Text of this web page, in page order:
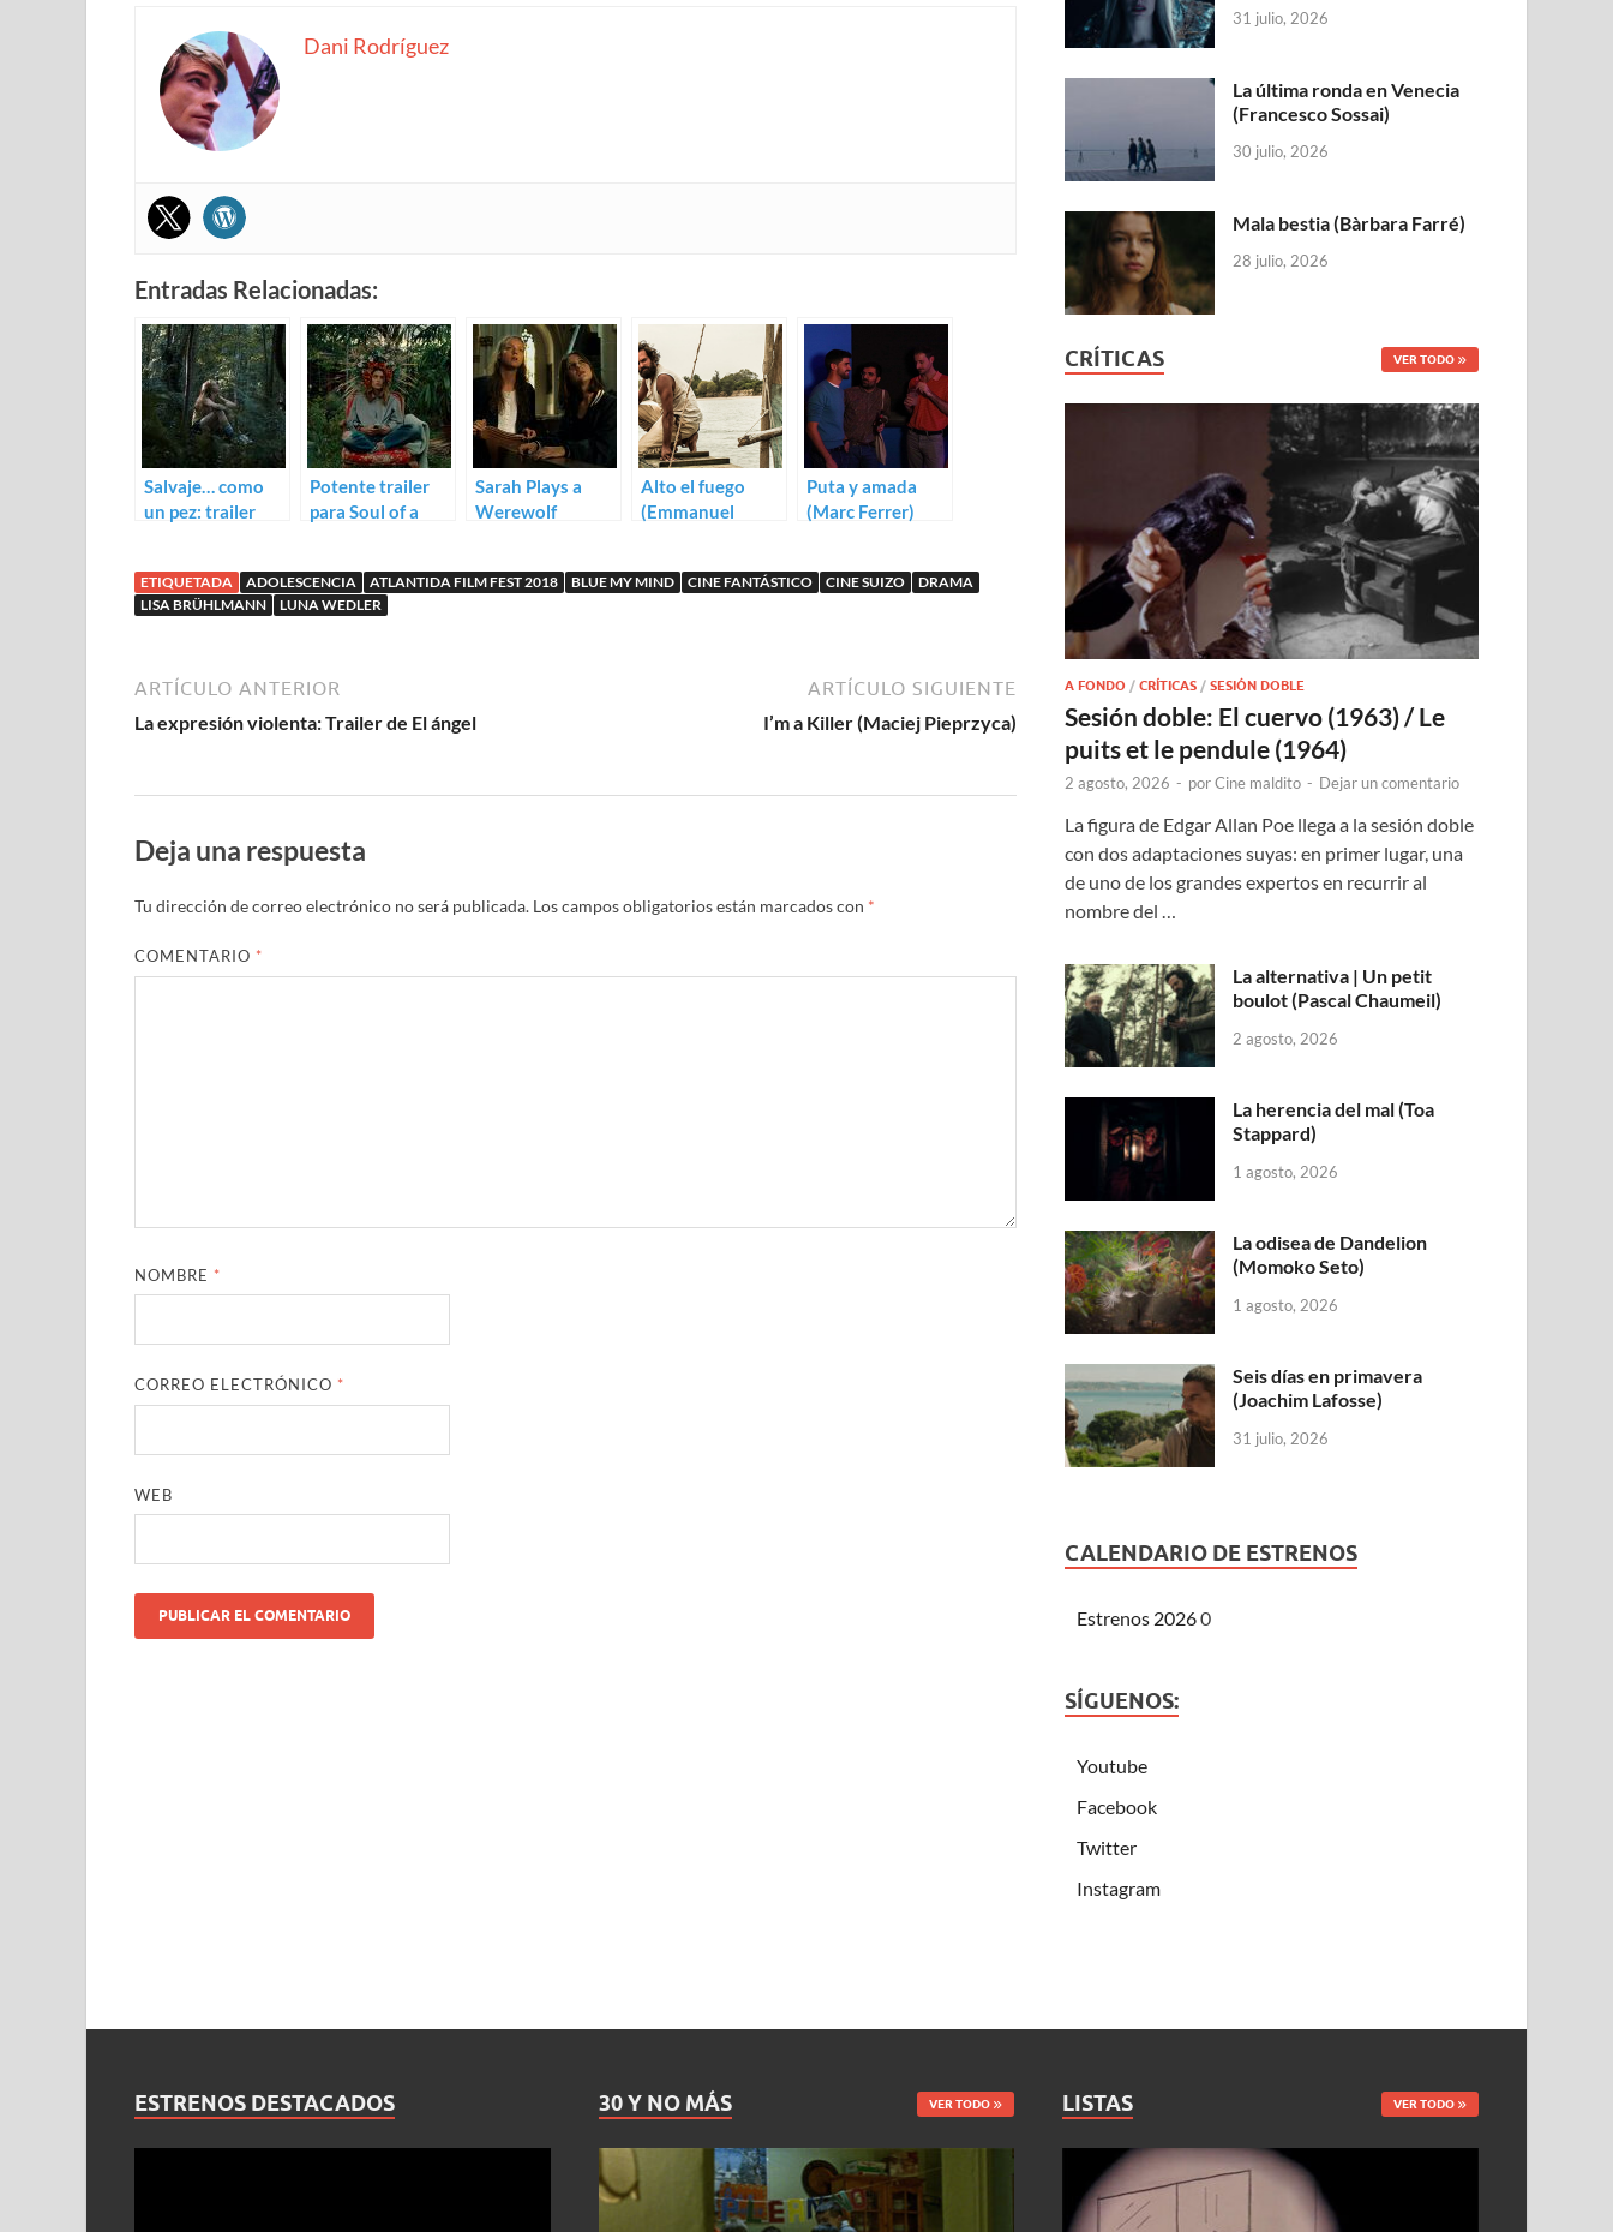
Dani Rodríguez
Entradas Relacionadas:
Salvaje… como
un pez: trailer
Potente trailer
para Soul of a
Sarah Plays a
Werewolf
Alto el fuego
(Emmanuel
Puta y amada
(Marc Ferrer)
ETIQUETADA ADOLESCENCIA ATLANTIDA FILM FEST 2018 BLUE MY MIND CINE FANTÁSTICO CINE SUIZO
DRAMA
LISA BRÜHLMANN
LUNA WEDLER
ARTÍCULO ANTERIOR
La expresión violenta: Trailer de El ángel
ARTÍCULO SIGUIENTE
I’m a Killer (Maciej Pieprzyca)
Deja una respuesta
Tu dirección de correo electrónico no será publicada. Los campos obligatorios están marcados con *
COMENTARIO *
NOMBRE *
CORREO ELECTRÓNICO *
WEB
31 julio, 2026
La última ronda en Venecia
(Francesco Sossai)
30 julio, 2026
Mala bestia (Bàrbara Farré)
28 julio, 2026
CRÍTICAS VER TODO
A FONDO /CRÍTICAS /SESIÓN DOBLE
Sesión doble: El cuervo (1963) / Le
puits et le pendule (1964)
2 agosto, 2026 - porCine maldito - Dejar un comentario
La figura de Edgar Allan Poe llega a la sesión doble
con dos adaptaciones suyas: en primer lugar, una
de uno de los grandes expertos en recurrir al
nombre del …
La alternativa | Un petit
boulot (Pascal Chaumeil)
2 agosto, 2026
La herencia del mal (Toa
Stappard)
1 agosto, 2026
La odisea de Dandelion
(Momoko Seto)
1 agosto, 2026
Seis días en primavera
(Joachim Lafosse)
31 julio, 2026
CALENDARIO DE ESTRENOS
Estrenos 20260
SÍGUENOS:
Youtube
Facebook
Twitter
Instagram
ESTRENOS DESTACADOS 30 Y NO MÁS VER TODO LISTAS VER TODO